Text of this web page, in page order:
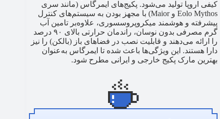
کیفی اروپا تولید می‌شود. پکیج‌های ایمرگاس (مانند سری
Eolo Mythos و Maior) با مجهز بودن به سیستم‌های کنترل
پیشرفته و هوشمند میکروپروسسوری، علاوه‌بر تامین آب
گرم مصرفی بدون نوسان، راندمان حرارتی بالای ۹۰ درصد
را ارائه می‌دهند و قابلیت نصب در فضاهای باز (بالکن) را نیز
دارا هستند. این ویژگی‌ها باعث شده تا ایمرگاس به‌عنوان
بهترین مارک پکیج خارجی و ایرانی مطرح شود.